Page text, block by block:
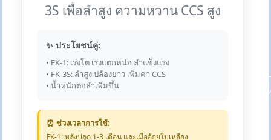
3S เพื่อลำสูง ความหวาน CCS สูง
✨ ประโยชน์คู่:
• FK-1: เร่งโต เร่งแตกหน่อ ลำแข็งแรง
• FK-3S: ลำสูง ปล้องยาว เพิ่มค่า CCS
• น้ำหนักต่อลำเพิ่มขึ้น
⏰ ช่วงเวลาการใช้:
FK-1: หลังปลูก 1-3 เดือน และเมื่ออ้อยใบเหลือง